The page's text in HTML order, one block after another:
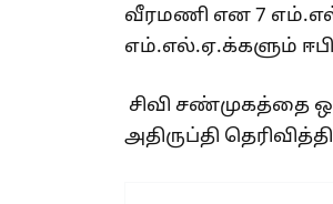
வீரமணி என 7
எம்.எல்.ஏ.க்களும்
சிவி சண்முகத்தை
அதிருப்தி